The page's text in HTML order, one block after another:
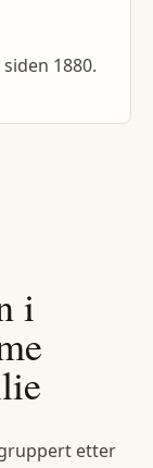
1880.
i
etter